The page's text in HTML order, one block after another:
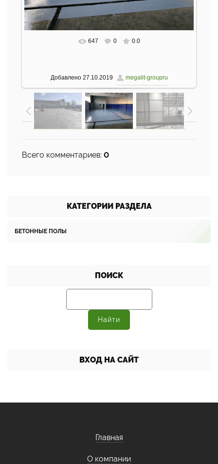
В реальном размере 1600x1200
647 0 0.0
Добавлено27.10.2019 megalit-groupru
Всего комментариев: 0
КАТЕГОРИИ РАЗДЕЛА
БЕТОННЫЕ ПОЛЫ
ПОИСК
ВХОД НА САЙТ
Главная
О компании